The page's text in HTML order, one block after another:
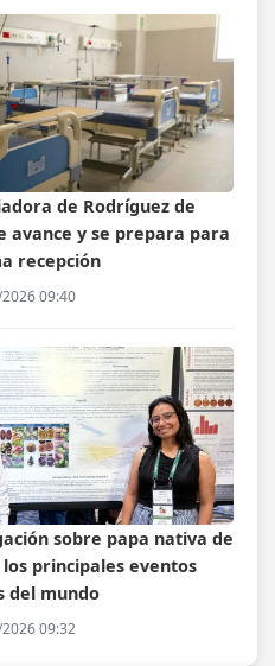
de Rodríguez de
avance y se prepara para
recepción
09:40
sobre papa nativa de
principales eventos
del mundo
09:32